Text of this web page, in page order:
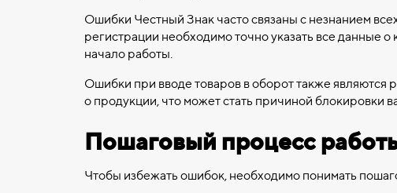
Ошибки Честный Знак часто связаны с незнанием
регистрации необходимо точно указать все данные
начало работы.
Ошибки при вводе товаров в оборот также
о продукции, что может стать причиной
Пошаговый процесс
Чтобы избежать ошибок, необходимо понимать